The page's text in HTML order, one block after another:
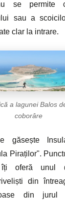
se permite
sau a
clar la intrare.
a lagunei Balos
coborâre
găsește
Piraților".
oferă unul
din
din jurul